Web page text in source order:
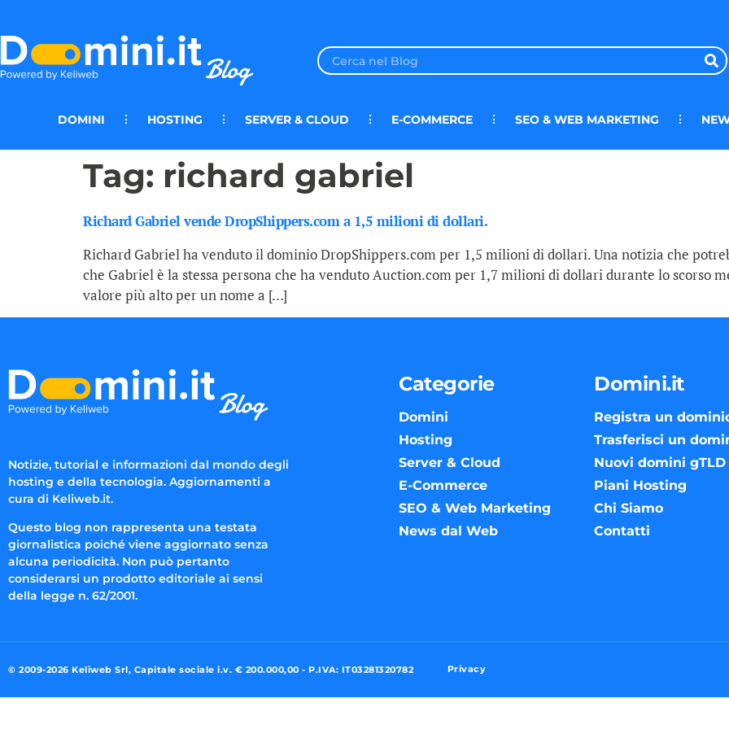
DOMINI HOSTING SERVER & CLOUD E-COMMERCE SEO & WEB MARKETING
Tag: richard gabriel
Richard Gabriel vende DropShippers.com a 1,5 milioni di dollari.
Richard Gabriel ha venduto il dominio DropShippers.com per 1,5 milioni di dollari. Una notizia che
che Gabriel è la stessa persona che ha venduto Auction.com per 1,7 milioni di dollari durante lo scorso
valore più alto per un nome a […]
Notizie, tutorial e informazioni dal mondo degli
hosting e della tecnologia. Aggiornamenti a
cura di Keliweb.it.
Questo blog non rappresenta una testata
giornalistica poiché viene aggiornato senza
alcuna periodicità. Non può pertanto
considerarsi un prodotto editoriale ai sensi
della legge n. 62/2001.
Categorie
Domini
Hosting
Server & Cloud
E-Commerce
SEO & Web Marketing
News dal Web
Domini.it
Registra un
Trasferisci un
Nuovi domini gTLD
Piani Hosting
Chi Siamo
Contatti
© 2009-2026 Keliweb Srl, Capitale sociale i.v. € 200.000,00 - P.IVA: IT03281320782 Privacy